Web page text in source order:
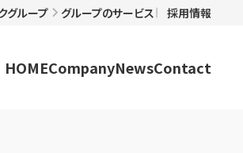
グループ グループのサービス 採用情報
HOMECompanyNewsContact